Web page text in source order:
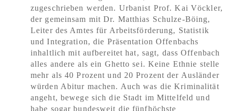
zugeschrieben werden. Urbanist Prof. Kai Vöckler,
der gemeinsam mit Dr. Matthias Schulze-Böing,
Leiter des Amtes für Arbeitsförderung, Statistik
und Integration, die Präsentation Offenbachs
inhaltlich mit aufbereitet hat, sagt, dass Offenbach
alles andere als ein Ghetto sei. Keine Ethnie stelle
mehr als 40 Prozent und 20 Prozent der Ausländer
würden Abitur machen. Auch was die Kriminalität
angeht, bewege sich die Stadt im Mittelfeld und
habe sogar bundesweit die fünfhöchste